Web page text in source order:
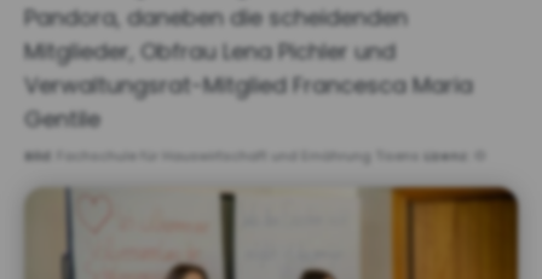
Pandora, daneben die scheidenden
Mitglieder, Obfrau Lena Pichler und
Verwaltungsrat-Mitglied Francesca Maria
Gentile
Bild: Fachschule für Hauswirtschaft und Ernährung Tisens Lizenz: